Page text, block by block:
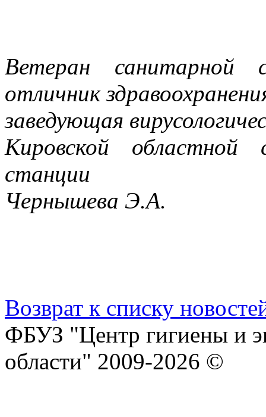
Ветеран санитарной
отличник
заведующая
Кировской областной
станции
Чернышева Э.А.
Возврат к списку
ФБУЗ "Центр гигиены и
области" 2009-2026 ©